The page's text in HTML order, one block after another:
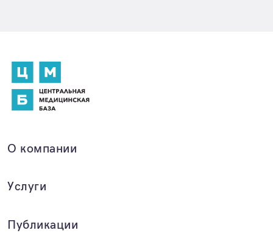
О компании
Услуги
Публикации